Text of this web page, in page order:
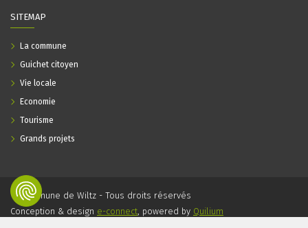
SITEMAP
La commune
Guichet citoyen
Vie locale
Economie
Tourisme
Grands projets
© Commune de Wiltz - Tous droits réservés
Conception & design e-connect, powered by Quilium